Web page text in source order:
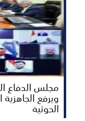
مجلس الدفاع
ويرفع
الحوثية